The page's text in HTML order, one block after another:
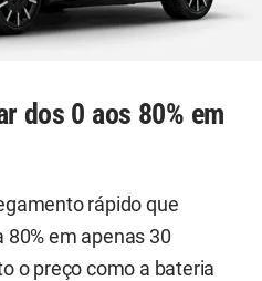
dos 0 aos 80% em
rápido que
80% em apenas 30
o preço como a bateria